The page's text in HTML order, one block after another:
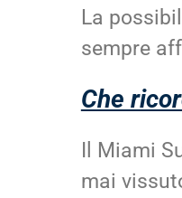
La
sempre
Che
Il Miami
mai